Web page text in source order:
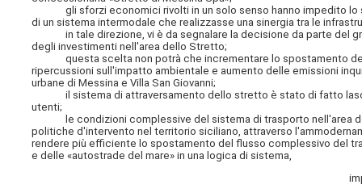
gli sforzi economici rivolti in un solo senso hanno impedito lo
di un sistema intermodale che realizzasse una sinergia tra le
in tale direzione, vi è da segnalare la decisione da parte del
degli investimenti nell'area dello Stretto;
questa scelta non potrà che incrementare lo spostamento del
ripercussioni sull'impatto ambientale e aumento delle emissioni
urbane di Messina e Villa San Giovanni;
il sistema di attraversamento dello stretto è stato di fatto
utenti;
le condizioni complessive del sistema di trasporto nell'area
politiche d'intervento nel territorio siciliano, attraverso
rendere più efficiente lo spostamento del flusso complessivo del
e delle «autostrade del mare» in una logica di sistema,